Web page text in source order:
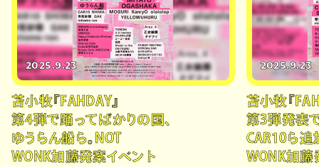
2025.9.23
苫小牧『FAHDAY』
第4弾で踊ってばかりの国、
ゆうらん船ら。NOT
WONK加藤発案イベント
2025.9.23
苫小牧『
第3弾発表
CAR10ら追
WONK加藤